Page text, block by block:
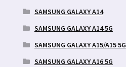
SAMSUNG GALAXY A14
SAMSUNG GALAXY A14 5G
SAMSUNG GALAXY A15/A15 5G
SAMSUNG GALAXY A16 5G